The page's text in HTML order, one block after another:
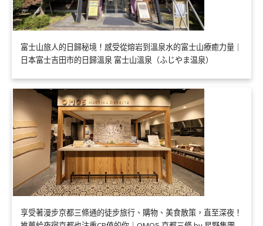
富士山旅人的日歸秘境！感受從熔岩到溫泉水的富士山療癒力量｜
日本富士吉田市的日歸溫泉 富士山溫泉（ふじやま温泉）
享受著漫步京都三條通的徒步旅行、購物、美食散策，直至深夜！